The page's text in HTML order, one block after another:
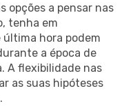
opções a pensar nas
tenha em
última hora podem
a época de
A flexibilidade nas
as suas hipóteses